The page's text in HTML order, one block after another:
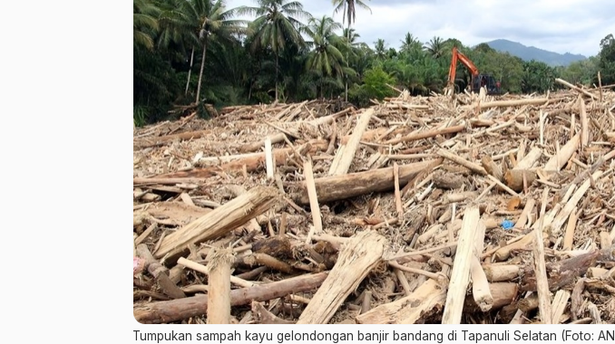
Tumpukan sampah kayu gelondongan banjir bandang di Tapanuli Selatan (Foto: